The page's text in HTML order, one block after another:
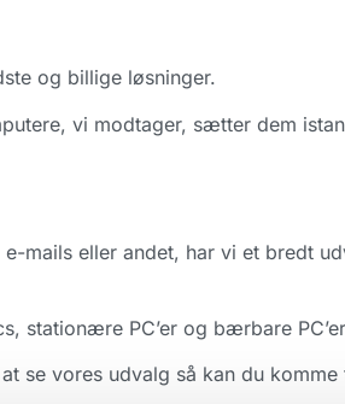
og billige løsninger.
vi modtager, sætter dem
mails eller andet, har vi et bredt
stationære PC’er og bærbare
se vores udvalg så kan du